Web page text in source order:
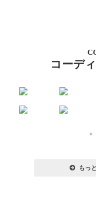
コーデ
もっ